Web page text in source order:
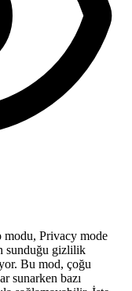
Privacy mode
sunduğu gizlilik
Bu mod, çoğu
sunarken bazı